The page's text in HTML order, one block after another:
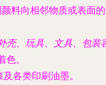
颜料向相邻物质或表面
壳、玩具、文具、包装
色。
各类印刷油墨。